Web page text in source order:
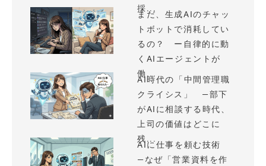
採...
まだ、生成AIのチャッ
トボットで消耗してい
るの？ ー自律的に動
くAIエージェントが
働...
AI時代の「中間管理職
クライシス」 —部下
がAIに相談する時代、
上司の価値はどこに
残...
AIに仕事を頼む技術
—なぜ「営業資料を作